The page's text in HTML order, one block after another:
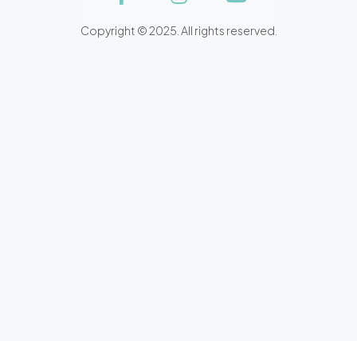
Copyright © 2025. All rights reserved.